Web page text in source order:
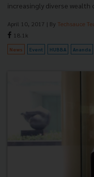
increasingly diverse wealth
April 10, 2017 | By Techsauce
18.1k
News Event HUBBA Ananda